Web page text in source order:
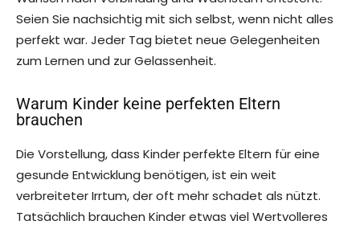
Seien Sie nachsichtig mit sich selbst, wenn nicht alles
perfekt war. Jeder Tag bietet neue Gelegenheiten
zum Lernen und zur Gelassenheit.
Warum Kinder keine perfekten Eltern
brauchen
Die Vorstellung, dass Kinder perfekte Eltern für eine
gesunde Entwicklung benötigen, ist ein weit
verbreiteter Irrtum, der oft mehr schadet als nützt.
Tatsächlich brauchen Kinder etwas viel Wertvolleres